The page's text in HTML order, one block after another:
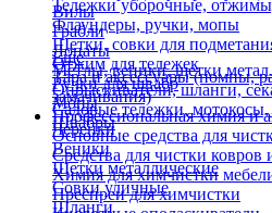
Тележки уборочные,
Флаундеры, ручки, мопы
Щетки, совки для
Отжим для тележек
Ручки для швабр
Мопы
Швабры
Вилы
Грабли
Лопаты
Метлы, веники, щетки
Опрыскиватели, шланги,
Садовые тележки, мотокосы,
Черенки
Веники
Щетки металлические
Совки уличные
Шланги
Еще
Тара и аксессуары (помпы,
замачивания)
Профессиональная химия и
Основные средства для
Средства для чистки ковров
Химия для химчистки
Преспреи для химчистки